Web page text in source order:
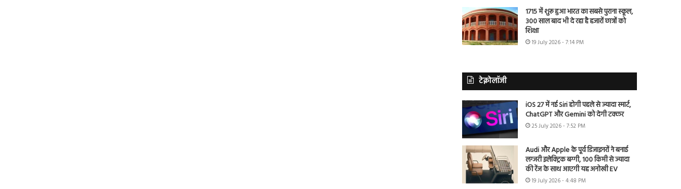
1715 में शुरू हुआ भारत का सबसे पुराना स्कूल,
300 साल बाद भी दे रहा है हजारों छात्रों को
शिक्षा
19 July 2026 - 7:14 PM
टेक्नोलॉजी
iOS 27 में नई Siri होगी पहले से ज्यादा स्मार्ट,
ChatGPT और Gemini को देगी टक्कर
25 July 2026 - 7:52 PM
Audi और Apple के पूर्व डिजाइनरों ने बनाई
लग्जरी इलेक्ट्रिक बग्गी, 100 किमी से ज्यादा
की रेंज के साथ आएगी यह अनोखी EV
19 July 2026 - 4:48 PM